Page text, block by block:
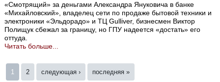
«Смотрящий» за деньгами Александра Януковича в банке
«Михайловский», владелец сети по продаже бытовой техники и
электроники «Эльдорадо» и ТЦ Gulliver, бизнесмен Виктор
Полищук сбежал за границу, но ГПУ надеется «достать» его
оттуда.
Читать больше...
Страницы
1 2 следующая › последняя »